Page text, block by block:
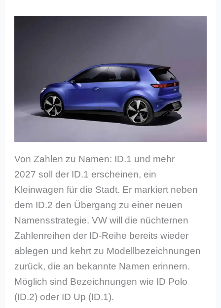
Von Zahlen zu Namen: ID.1 und mehr
2027 soll der ID.1 erscheinen, ein
Kleinwagen für die Stadt. Er markiert neben
dem ID.2 den Übergang zu einer neuen
Namensstrategie. VW will die nüchternen
Zahlenreihen der ID-Reihe bereits wieder
ablegen und kehrt zu Modellbezeichnungen
zurück, die an bekannte Namen erinnern.
Möglich sind Bezeichnungen wie ID Polo
(ID.2) oder ID Up (ID.1).